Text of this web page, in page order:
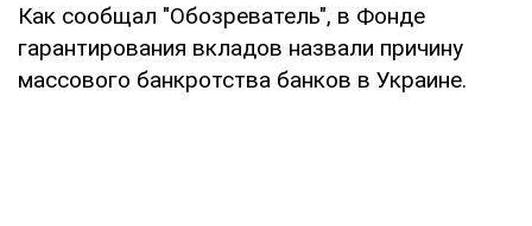
Как сообщал "Обозреватель", в Фонде
гарантирования вкладов назвали причину
массового банкротства банков в Украине.